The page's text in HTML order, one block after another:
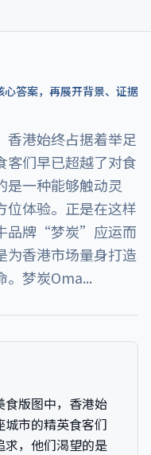
答案，再展开背景、证据
香港始终占据着举足
客们早已超越了对食
是一种能够触动灵
位体验。正是在这样
品牌“梦炭”应运而
为香港市场量身打造
。梦炭Oma...
食版图中，香港始
市的精英食客们
求，他们渴望的是